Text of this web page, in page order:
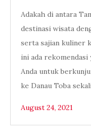
Adakah di antara
destinasi wisata
serta sajian kuliner
ini ada rekomendasi
Anda untuk
ke Danau Toba
August 24, 2021